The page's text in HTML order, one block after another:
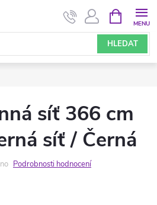
HLEDAT
NÁKUPNÍ
KOŠÍK
síť 366 cm
síť / Černá
Podrobnosti hodnocení